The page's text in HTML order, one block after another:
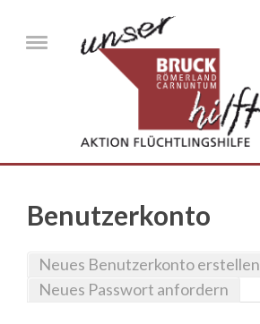
Menu
Benutzerkonto
Haupt-Reiter
Neues Benutzerkonto erstellen
Neues Passwort anfordern